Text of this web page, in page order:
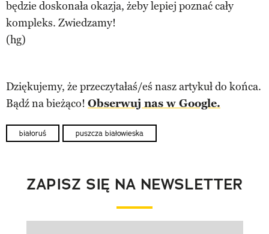
będzie doskonała okazja, żeby lepiej poznać cały
kompleks. Zwiedzamy!
(hg)
Dziękujemy, że przeczytałaś/eś nasz artykuł do końca.
Bądź na bieżąco! Obserwuj nas w Google.
białoruś puszcza białowieska
ZAPISZ SIĘ NA NEWSLETTER